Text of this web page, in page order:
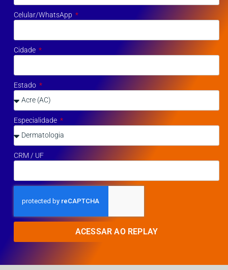
Celular/WhatsApp
Cidade
Estado
Especialidade
CRM / UF
ACESSAR AO REPLAY